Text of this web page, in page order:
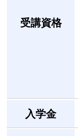
受講資格
入学金